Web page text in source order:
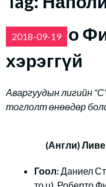
2018-09-19
Роберто
хэрэггүй
Аваргуудын лигийн
тоглолт өнөөдөр
(Англи)
Гоол:Даниел